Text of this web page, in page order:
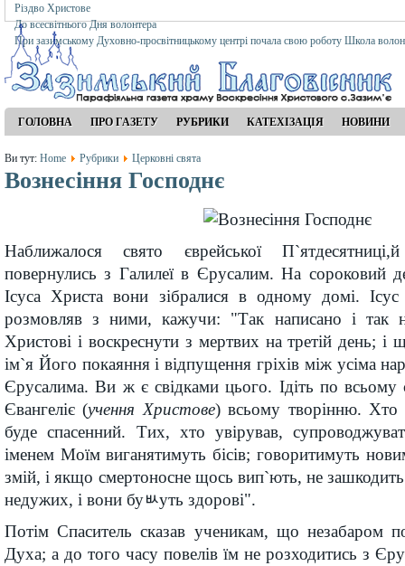
Різдво Христове
До всесвітнього Дня волонтера
При зазимському Духовно-просвітницькому центрі почала свою роботу Школа
ГОЛОВНА ПРО ГАЗЕТУ РУБРИКИ КАТЕХІЗАЦІЯ НОВИНИ
Ви тут: Home Рубрики Церковні свята
Вознесіння Господнє
Наближалося свято єврейської
повернулись з Галилеї в Єрусалим. На сороковий
Ісуса Христа вони зібралися в одному домі.
розмовляв з ними, кажучи: "Так написано і так
Христові і воскреснути з мертвих на третій день; і
ім`я Його покаяння і відпущення гріхів між усіма
Єрусалима. Ви ж є свідками цього. Ідіть по всьому
Євангеліє (учення Христове) всьому творінню. Хто
буде спасенний. Тих, хто увірував,
іменем Моїм виганятимуть бісів; говоритимуть
змій, і якщо смертоносне щось вип`ють, не
недужих, і вони буﾴуть здорові".
Потім Спаситель сказав ученикам, що незабаром
Духа; а до того часу повелів їм не розходитись з